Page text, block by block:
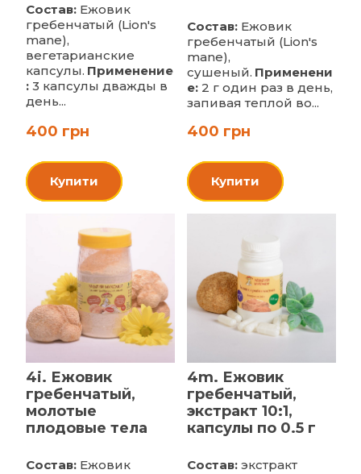
Состав:Ежовик
гребенчатый (Lion's
mane),
вегетарианские
капсулы. Применение
:3 капсулы дважды в
день...
400 грн
Купити
Состав: Ежовик
гребенчатый (Lion's
mane),
сушеный. Применени
е: 2 г один раз в день,
запивая теплой во...
400 грн
Купити
4i. Ежовик
гребенчатый,
молотые
плодовые тела
Состав: Ежовик
4m. Ежовик
гребенчатый,
экстракт 10:1,
капсулы по 0.5 г
Состав: экстракт